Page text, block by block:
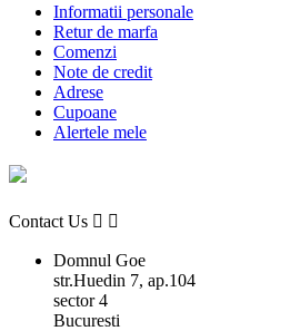
Informatii personale
Retur de marfa
Comenzi
Note de credit
Adrese
Cupoane
Alertele mele
Contact Us  
Domnul Goe
str.Huedin 7, ap.104
sector 4
Bucuresti